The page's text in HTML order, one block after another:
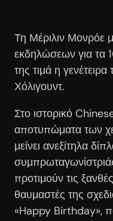
Τη Μέριλιν Μονρόε
εκδηλώσεων για τα
της τιμά η
Χόλιγουντ.
Στο ιστορικό
αποτυπώματα των
μείνει ανεξίτηλα
προτιμούν τις
θαυμαστές της
«Happy Birthday»,